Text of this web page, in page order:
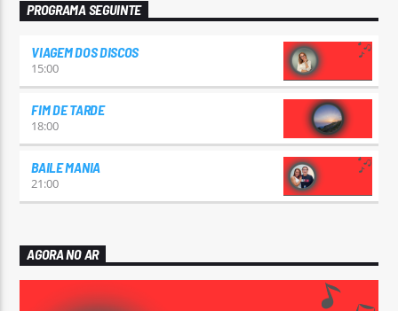
PROGRAMA SEGUINTE
VIAGEM DOS DISCOS
15:00
FIM DE TARDE
18:00
BAILE MANIA
21:00
AGORA NO AR